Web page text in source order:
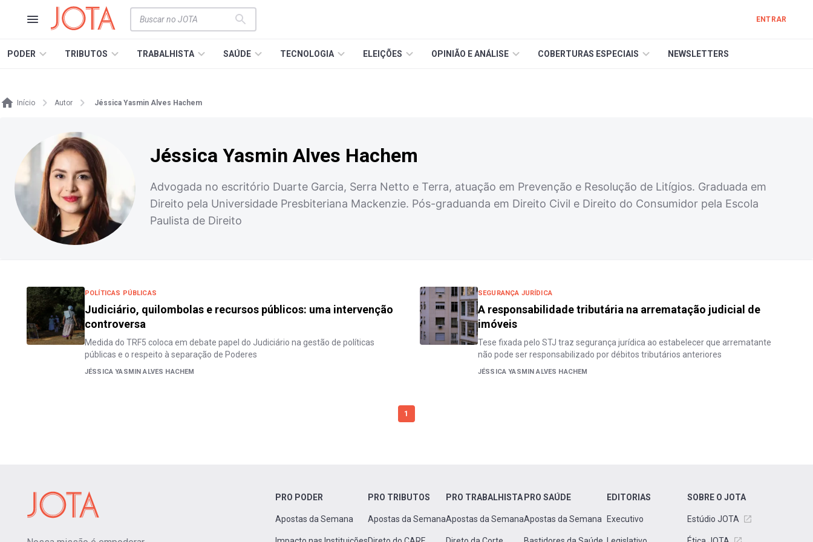
ENTRAR
PODER TRIBUTOS TRABALHISTA SAÚDE TECNOLOGIA ELEIÇÕES OPINIÃO E ANÁLISE COBERTURAS ESPECIAIS NEWSLETTERS
Início Autor Jéssica Yasmin Alves Hachem
Jéssica Yasmin Alves Hachem
Advogada no escritório Duarte Garcia, Serra Netto e Terra, atuação em Prevenção e Resolução de Litígios. Graduada em
Direito pela Universidade Presbiteriana Mackenzie. Pós-graduanda em Direito Civil e Direito do Consumidor pela Escola
Paulista de Direito
POLÍTICAS PÚBLICAS
Judiciário, quilombolas e recursos públicos: uma intervenção
controversa
Medida do TRF5 coloca em debate papel do Judiciário na gestão de políticas
públicas e o respeito à separação de Poderes
JÉSSICA YASMIN ALVES HACHEM
SEGURANÇA JURÍDICA
A responsabilidade tributária na arrematação judicial de
imóveis
Tese fixada pelo STJ traz segurança jurídica ao estabelecer que arrematante
não pode ser responsabilizado por débitos tributários anteriores
JÉSSICA YASMIN ALVES HACHEM
1
PRO PODER
Apostas da Semana
PRO TRIBUTOS
Apostas da Semana
PRO TRABALHISTA
Apostas da Semana
PRO SAÚDE
Apostas da Semana
EDITORIAS
Executivo
SOBRE O JOTA
Estúdio JOTA